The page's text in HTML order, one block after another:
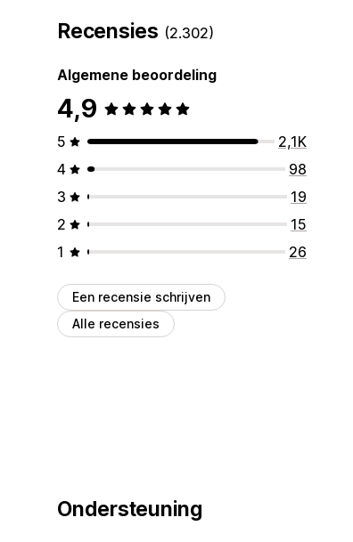
Recensies (2.302)
Algemene beoordeling
4,9
5
2,1K
4
98
3
19
2
15
1
26
Een recensie schrijven
Alle recensies
Ondersteuning